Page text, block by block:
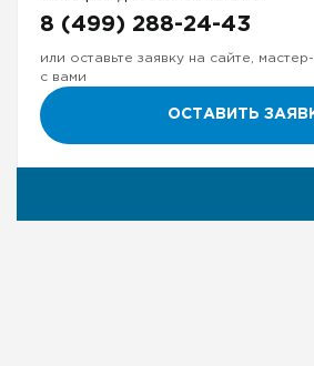
8 (499) 288-24-43
или оставьте заявку на сайте,
с вами
ОСТАВИТЬ